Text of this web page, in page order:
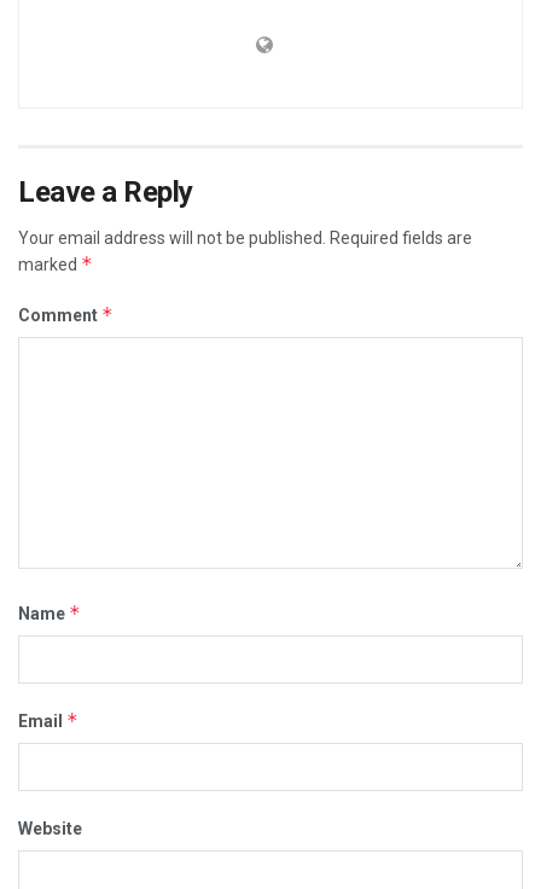
Leave a Reply
Your email address will not be published.
Required fields are
marked *
Comment *
Name *
Email *
Website